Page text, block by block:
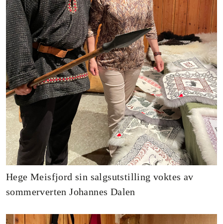
Hege Meisfjord sin salgsutstilling voktes av
sommerverten Johannes Dalen